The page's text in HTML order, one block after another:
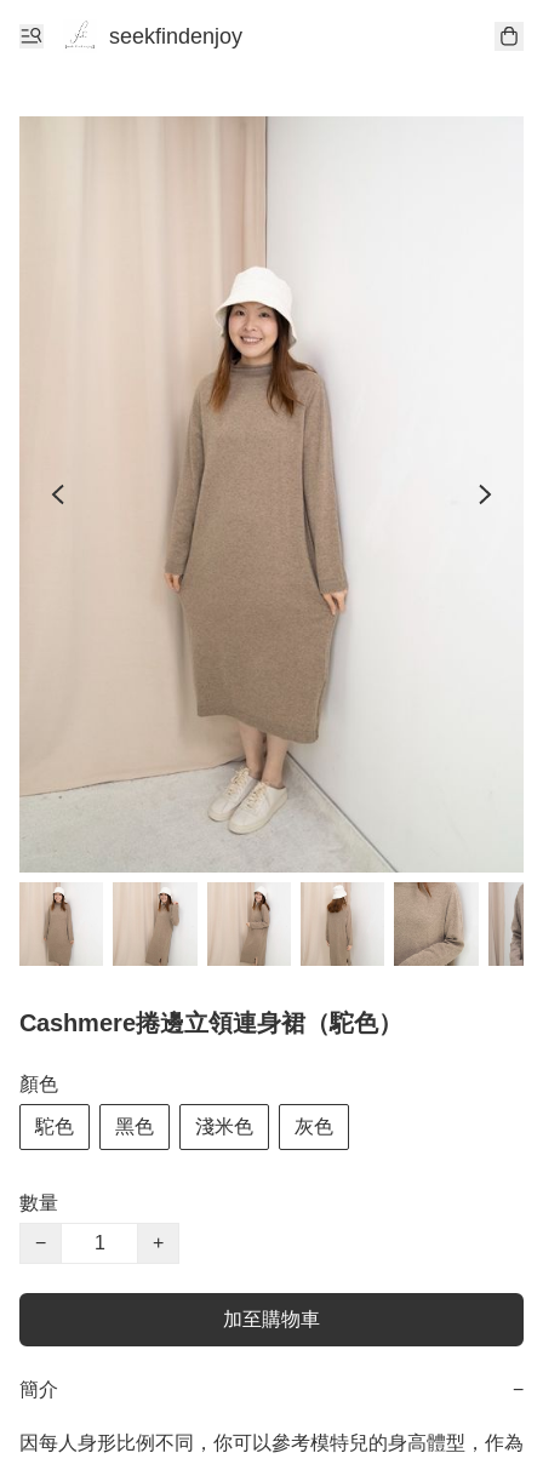
seekfindenjoy
Cashmere捲邊立領連身裙（駝色）
顏色
駝色 黑色 淺米色 灰色
數量
−
+
加至購物車
簡介 −
因每人身形比例不同，你可以參考模特兒的身高體型，作為